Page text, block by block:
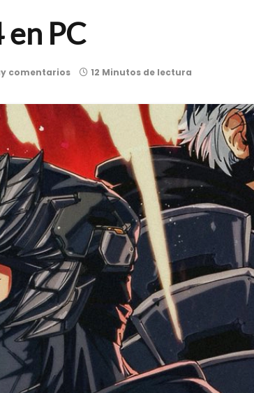
PC
comentarios 12 Minutos de lectura